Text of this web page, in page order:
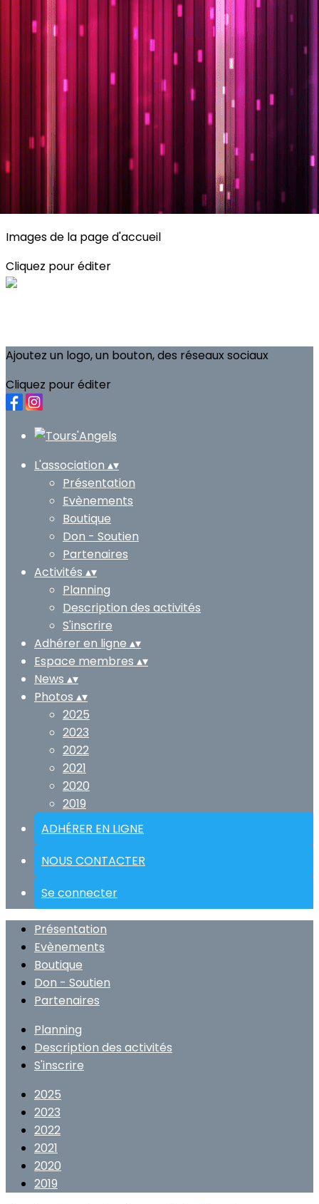
Exporter les lignes sélectionnées
Exporter toutes les colonnes
Exporter uniquement les colonnes affichées
Menu
Planning
Description des activités
S'inscrire
Images de la page d'accueil
Cliquez pour éditer
Ajoutez un logo, un bouton, des réseaux sociaux
Cliquez pour éditer
L'association ▴▾
Présentation
Evènements
Boutique
Don - Soutien
Partenaires
Activités ▴▾
Planning
Description des activités
S'inscrire
Adhérer en ligne ▴▾
Espace membres ▴▾
News ▴▾
Photos ▴▾
2025
2023
2022
2021
2020
2019
ADHÉRER EN LIGNE
NOUS CONTACTER
Se connecter
Présentation
Evènements
Boutique
Don - Soutien
Partenaires
Planning
Description des activités
S'inscrire
2025
2023
2022
2021
2020
2019